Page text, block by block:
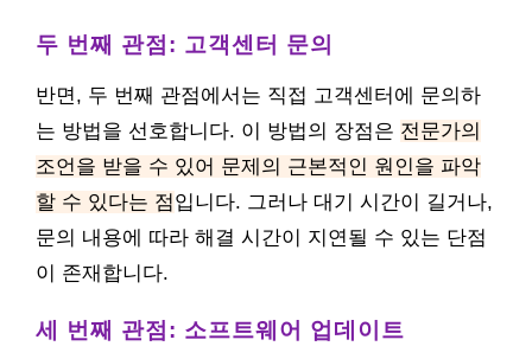
두 번째 관점: 고객센터 문의
반면, 두 번째 관점에서는 직접 고객센터에 문의하
는 방법을 선호합니다. 이 방법의 장점은 전문가의
조언을 받을 수 있어 문제의 근본적인 원인을 파악
할 수 있다는 점입니다. 그러나 대기 시간이 길거나,
문의 내용에 따라 해결 시간이 지연될 수 있는 단점
이 존재합니다.
세 번째 관점: 소프트웨어 업데이트